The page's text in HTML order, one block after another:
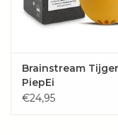
Zomer ☀️
Blog
Brainstream
PiepEi
€24,95